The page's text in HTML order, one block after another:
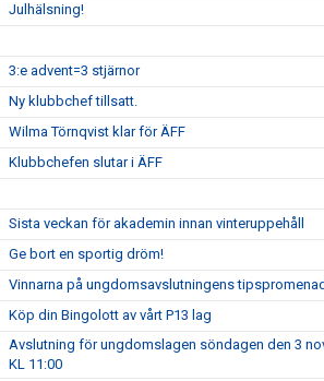
Julhälsning!
3:e advent=3 stjärnor
Ny klubbchef tillsatt.
Wilma Törnqvist klar för ÄFF
Klubbchefen slutar i ÄFF
Sista veckan för akademin innan vinteruppehåll
Ge bort en sportig dröm!
Vinnarna på ungdomsavslutningens tipspromenad
Köp din Bingolott av vårt P13 lag
Avslutning för ungdomslagen söndagen den 3
KL 11:00